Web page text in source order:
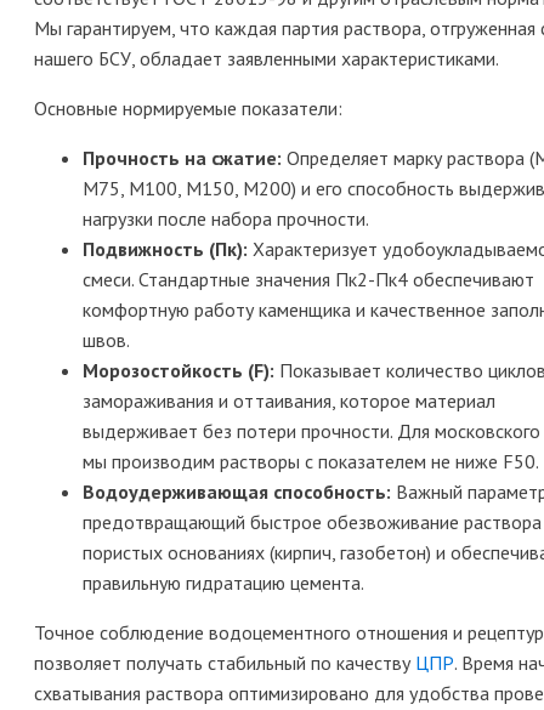
Мы гарантируем, что каждая партия раствора, отгруженная
нашего БСУ, обладает заявленными характеристиками.
Основные нормируемые показатели:
Прочность на сжатие: Определяет марку раствора
М75, М100, М150, М200) и его способность
нагрузки после набора прочности.
Подвижность (Пк): Характеризует
смеси. Стандартные значения Пк2-Пк4 обеспечивают
комфортную работу каменщика и качественное
швов.
Морозостойкость (F): Показывает количество
замораживания и оттаивания, которое материал
выдерживает без потери прочности. Для московского
мы производим растворы с показателем не ниже F50.
Водоудерживающая способность: Важный
предотвращающий быстрое обезвоживание
пористых основаниях (кирпич, газобетон) и
правильную гидратацию цемента.
Точное соблюдение водоцементного отношения и
позволяет получать стабильный по качеству ЦПР. Время
схватывания раствора оптимизировано для удобства